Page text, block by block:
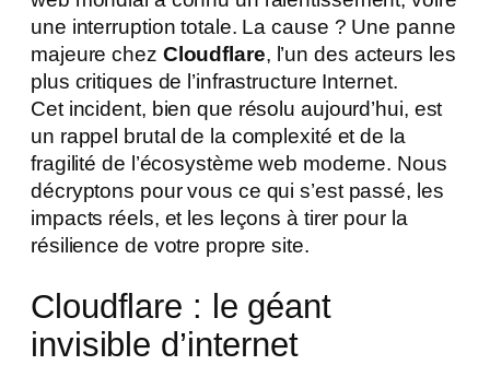
une interruption totale. La cause ? Une panne
majeure chez Cloudflare, l’un des acteurs les
plus critiques de l’infrastructure Internet.
Cet incident, bien que résolu aujourd’hui, est
un rappel brutal de la complexité et de la
fragilité de l’écosystème web moderne. Nous
décryptons pour vous ce qui s’est passé, les
impacts réels, et les leçons à tirer pour la
résilience de votre propre site.
Cloudflare : le géant
invisible d’internet